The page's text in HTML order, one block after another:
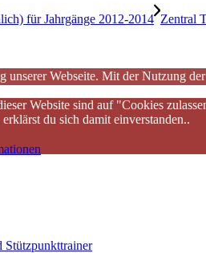
Stützpunkttrainer
für Jahrgänge 2012-2014 Zentral
unserer Webseite. Mit der Nutzung
Website sind auf "Cookies
du sich damit einverstanden..